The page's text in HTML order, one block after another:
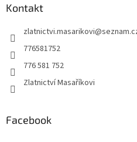
Kontakt
zlatnictvi.masarikovi@
776581752
776 581 752
Zlatnictví Masaříkovi
Facebook